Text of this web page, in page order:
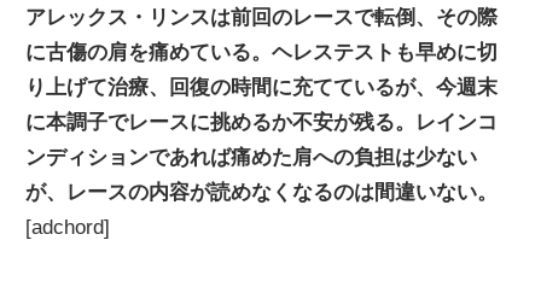
ス
アレックス・リンスは前回のレースで転倒、その際
に古傷の肩を痛めている。ヘレステストも早めに切
り上げて治療、回復の時間に充てているが、今週末
に本調子でレースに挑めるか不安が残る。レインコ
ンディションであれば痛めた肩への負担は少ない
が、レースの内容が読めなくなるのは間違いない。
[adchord]